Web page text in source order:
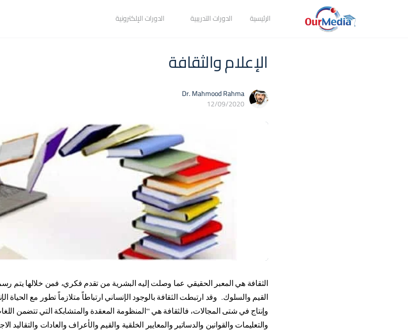
الرئيسية الدورات التدريبية الدورات الإلكترونية
الإعلام والثقافة
Dr. Mahmood Rahma
12/09/2020
الثقافة هي المعبر الحقيقي عما وصلت إليه البشرية من تقدم فكري، فمن خلالها يتم
القيم والسلوك. وقد ارتبطت الثقافة بالوجود الإنساني ارتباطاً متلازماً تطور مع الحياة
وإنتاج في شتى المجالات، فالثقافة هي “المنظومة المعقدة والمتشابكة التي تتضمن
والتعليمات والقوانين والدساتير والمعايير الخلقية والقيم والأعراف والعادات والتقاليد